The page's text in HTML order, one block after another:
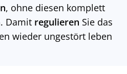
, ohne diesen komplett
Damit regulieren Sie das
wieder ungestört leben